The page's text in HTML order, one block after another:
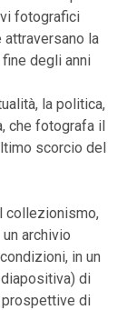
fotografici
attraversano la
degli anni
la politica,
che fotografa il
scorcio del
collezionismo,
archivio
in un
di
di